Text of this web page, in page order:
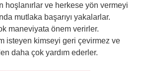
hoşlanırlar ve herkese yön vermeyi
mutlaka başarıyı yakalarlar.
maneviyata önem verirler.
isteyen kimseyi geri çevirmez ve
daha çok yardım ederler.